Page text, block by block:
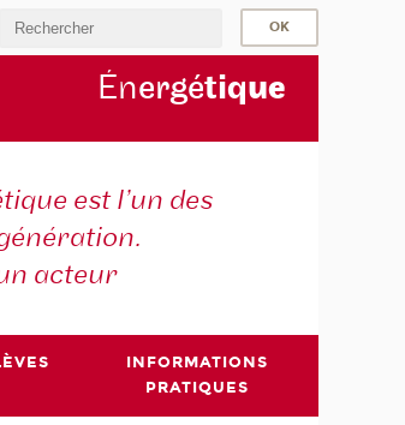
Énergétique
est l’un des
acteur
INFORMATIONS
PRATIQUES